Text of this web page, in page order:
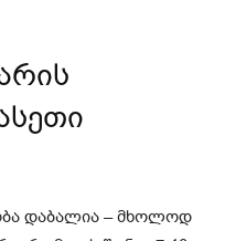
დაბალია – მხოლოდ